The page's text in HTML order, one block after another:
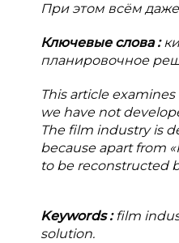
При этом всём
Ключевые слова:
планировочное
This article
we have not
The film industry is
because apart from
to be reconstructed
Keywords:film
solution.